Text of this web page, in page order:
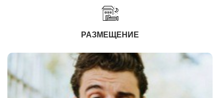
РАЗМЕЩЕНИЕ